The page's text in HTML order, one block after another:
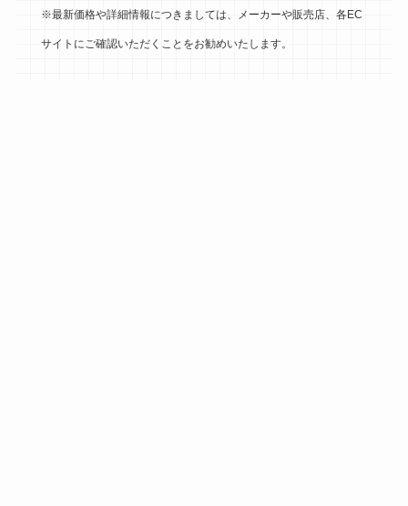
※最新価格や詳細情報につきましては、メーカーや販売店、各EC
サイトにご確認いただくことをお勧めいたします。